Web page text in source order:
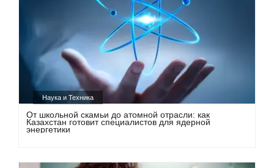
Наука и Техника
От школьной скамьи до атомной отрасли: как
Казахстан готовит специалистов для ядерной
энергетики